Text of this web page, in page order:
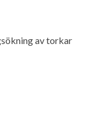
av torkar